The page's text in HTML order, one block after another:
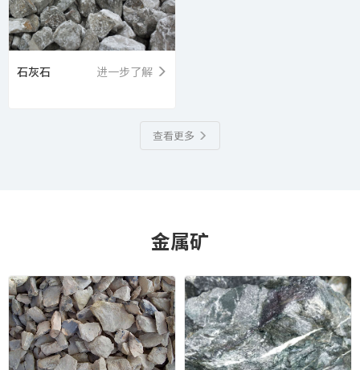
石灰石 进一步了解
查看更多
金属矿